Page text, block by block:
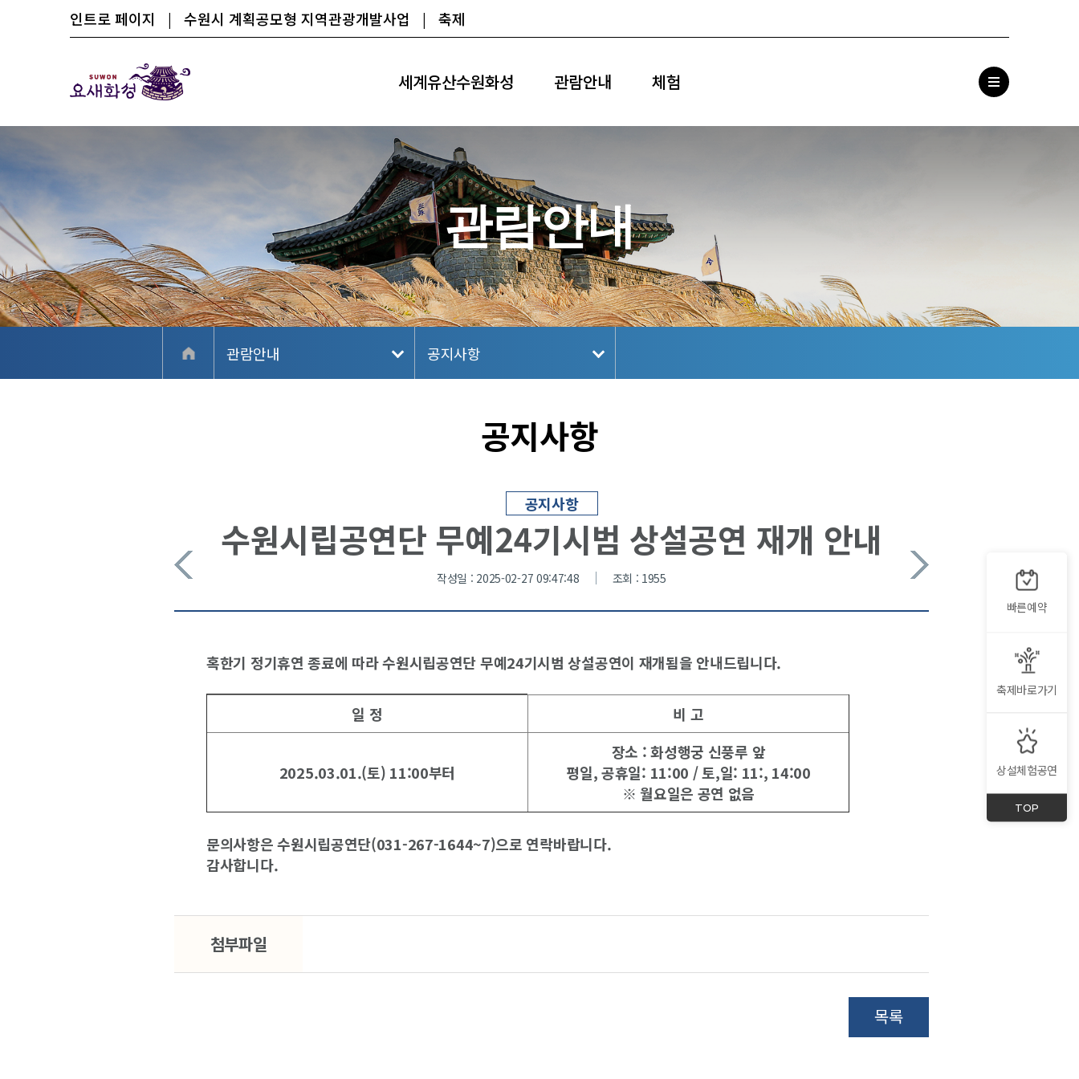
인트로 페이지 | 수원시 계획공모형 지역관광개발사업 | 축제
세계유산수원화성 관람안내 체험
빠른예약
축제바로가기
상설체험공연
TOP
관람안내
관람안내 공지사항
공지사항
공지사항
수원시립공연단 무예24기시범 상설공연 재개 안내
작성일 : 2025-02-27 09:47:48 조회 : 1955
혹한기 정기휴연 종료에 따라 수원시립공연단 무예24기시범 상설공연이 재개됨을 안내드립니다.
일 정 비 고
2025.03.01.(토) 11:00부터
장소 : 화성행궁 신풍루 앞
평일, 공휴일: 11:00 / 토,일: 11:, 14:00
※ 월요일은 공연 없음
문의사항은 수원시립공연단(031-267-1644~7)으로 연락바랍니다.
감사합니다.
첨부파일
목록